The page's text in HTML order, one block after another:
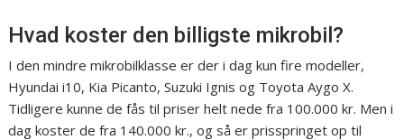
Hvad koster den billigste mikrobil?
I den mindre mikrobilklasse er der i dag kun fire modeller,
Hyundai i10, Kia Picanto, Suzuki Ignis og Toyota Aygo X.
Tidligere kunne de fås til priser helt nede fra 100.000 kr. Men i
dag koster de fra 140.000 kr., og så er prisspringet op til